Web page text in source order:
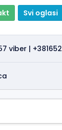
Svi oglasi
viber |